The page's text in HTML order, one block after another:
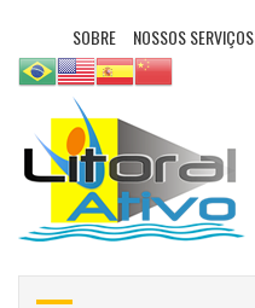
SOBRE NOSSOS SERVIÇOS